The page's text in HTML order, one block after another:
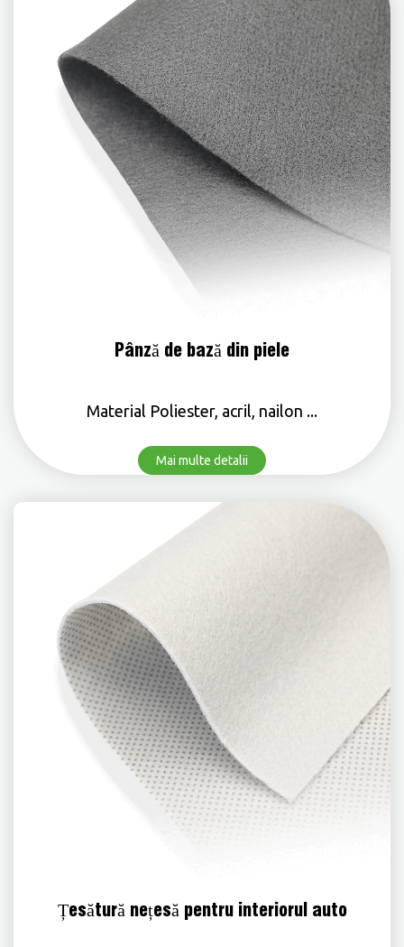
Pânză de bază din piele
Material Poliester, acril, nailon ...
Mai multe detalii
Țesătură nețesă pentru interiorul auto